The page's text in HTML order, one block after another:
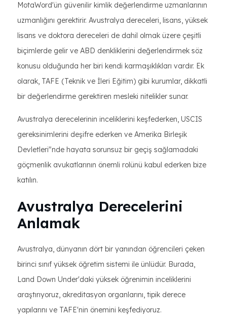
MotaWord'ün güvenilir kimlik değerlendirme uzmanlarının
uzmanlığını gerektirir. Avustralya dereceleri, lisans, yüksek
lisans ve doktora dereceleri de dahil olmak üzere çeşitli
biçimlerde gelir ve ABD denkliklerini değerlendirmek söz
konusu olduğunda her biri kendi karmaşıklıkları vardır. Ek
olarak, TAFE (Teknik ve İleri Eğitim) gibi kurumlar, dikkatli
bir değerlendirme gerektiren mesleki nitelikler sunar.
Avustralya derecelerinin inceliklerini keşfederken, USCIS
gereksinimlerini deşifre ederken ve Amerika Birleşik
Devletleri"nde hayata sorunsuz bir geçiş sağlamadaki
göçmenlik avukatlarının önemli rolünü kabul ederken bize
katılın.
Avustralya Derecelerini
Anlamak
Avustralya, dünyanın dört bir yanından öğrencileri çeken
birinci sınıf yüksek öğretim sistemi ile ünlüdür. Burada,
Land Down Under'daki yüksek öğrenimin inceliklerini
araştırıyoruz, akreditasyon organlarını, tipik derece
yapılarını ve TAFE'nin önemini keşfediyoruz.